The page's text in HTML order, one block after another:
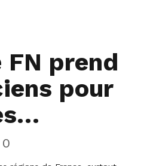
FN prend
pour
0